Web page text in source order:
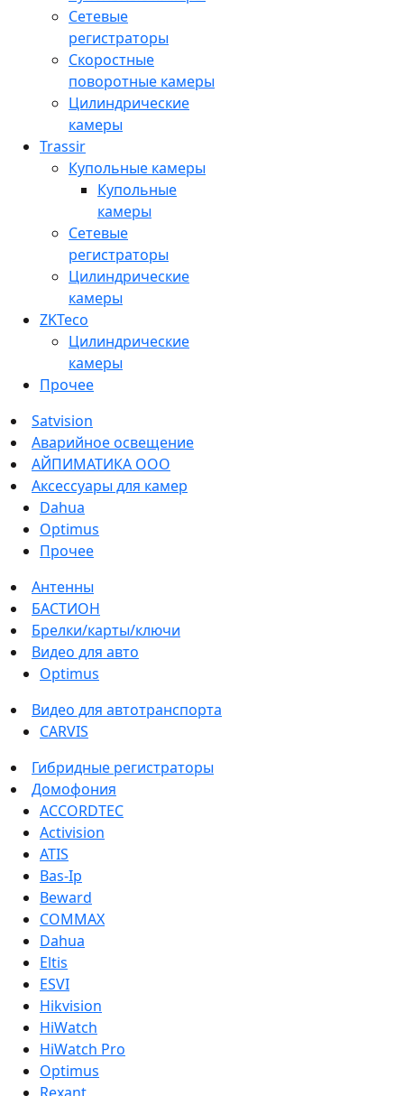
Сетевые
регистраторы
Скоростные
поворотные камеры
Цилиндрические
камеры
Trassir
Купольные камеры
Купольные
камеры
Сетевые
регистраторы
Цилиндрические
камеры
ZKTeco
Цилиндрические
камеры
Прочее
Satvision
Аварийное освещение
АЙПИМАТИКА ООО
Аксессуары для камер
Dahua
Optimus
Прочее
Антенны
БАСТИОН
Брелки/карты/ключи
Видео для авто
Optimus
Видео для автотранспорта
CARVIS
Гибридные регистраторы
Домофония
ACCORDTEC
Activision
ATIS
Bas-Ip
Beward
COMMAX
Dahua
Eltis
ESVI
Hikvision
HiWatch
HiWatch Pro
Optimus